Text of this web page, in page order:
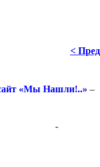
<
«Мы Нашли!..» –
-